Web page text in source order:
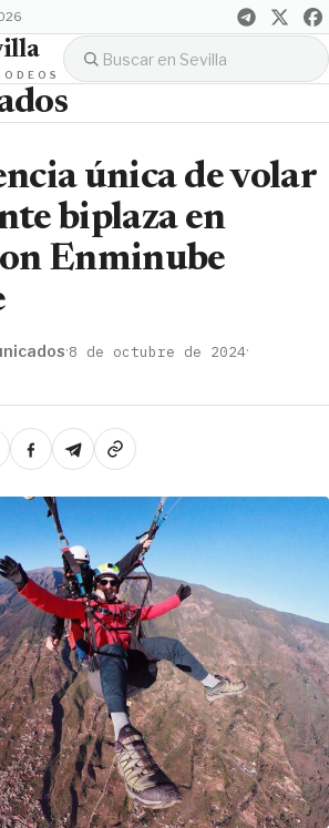
única de volar
biplaza en
Enminube
·8 de octubre de 2024·